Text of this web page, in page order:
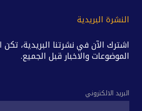
النشرة البريدية
اشترك الآن في نشرتنا البريدية،
الموضوعات والاخبار قبل الجميع.
البريد الالكتروني